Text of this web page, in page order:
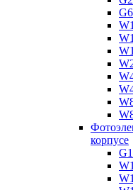
G6
корпусе